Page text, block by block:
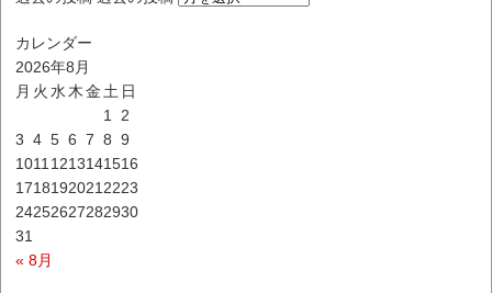
カレンダー
2026年8月
月 火 水 木 金 土 日
« 8月
1
2
3 4 5 6 7 8 9
1011 1213141516
1718192021 2223
24252627282930
31